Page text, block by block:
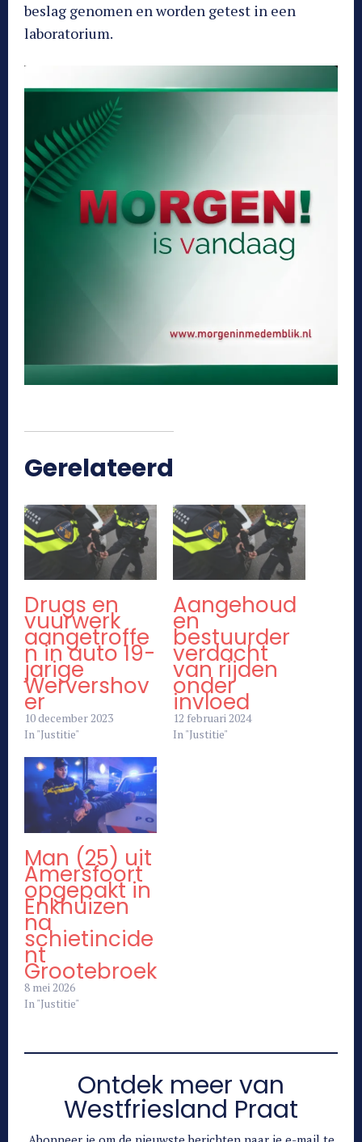
beslag genomen en worden getest in een
laboratorium.
Gerelateerd
Drugs en
vuurwerk
aangetroffe
n in auto 19-
jarige
Wervershov
er
10 december 2023
In "Justitie"
Aangehoud
en
bestuurder
verdacht
van rijden
onder
invloed
12 februari 2024
In "Justitie"
Man (25) uit
Amersfoort
opgepakt in
Enkhuizen
na
schietincide
nt
Grootebroek
8 mei 2026
In "Justitie"
Ontdek meer van
Westfriesland Praat